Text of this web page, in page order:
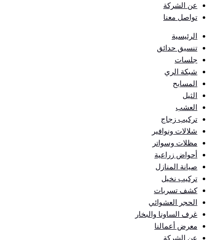
عن الشركة
تواصل معنا
الرئيسية
تنسيق حدائق
جلسات
شبكة الري
المسابح
الثيل
العشب
تركيب زجاج
شلالات ونوافير
مظلات وسواتر
أحواض زراعية
صيانة المنازل
تركيب نخيل
كشف تسربات
الحجر العشوائي
غرف الساونا والبخار
معرض أعمالنا
عن الشركة